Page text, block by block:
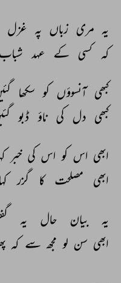
یہ مری زباں پہ غزل
کہ
کسی کے عہد شباب
کبھی آنسوؤں کو سکھا
کبھی دل کی ناؤ ڈبو
ابھی اس کو اس کی خبر
ابھی
مصلحت کا گزر
یہ بیان حال یہ
ابھی سن لو مجھ سے کہ